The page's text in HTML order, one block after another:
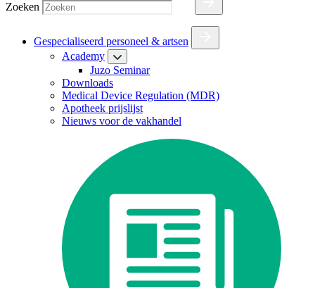
Zoeken
Gespecialiseerd personeel & artsen
Academy
Juzo Seminar
Downloads
Medical Device Regulation (MDR)
Apotheek prijslijst
Nieuws voor de vakhandel